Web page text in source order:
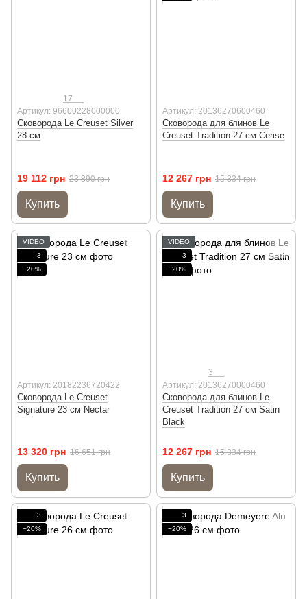
17
Артикул: 96600228000000
Сковорода Le Creuset Silver
28 см
19 112 грн 23 890 грн
Купить
Артикул: 20136270600460
Сковорода для блинов Le
Creuset Tradition 27 см Cerise
12 267 грн 15 334 грн
Купить
VIDEO
3
−20%
Артикул: 20182236720422
Сковорода Le Creuset
Signature 23 см Nectar
13 320 грн 16 651 грн
Купить
VIDEO
3
−20%
3
Артикул: 20136270000460
Сковорода для блинов Le
Creuset Tradition 27 см Satin
Black
12 267 грн 15 334 грн
Купить
3
−20%
3
−20%